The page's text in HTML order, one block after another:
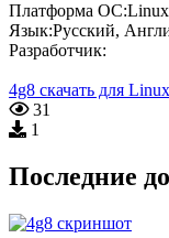
Платформа ОС:Linux
Язык:Русский,
Разработчик:
4g8 скачать для Linux
31
1
Последние